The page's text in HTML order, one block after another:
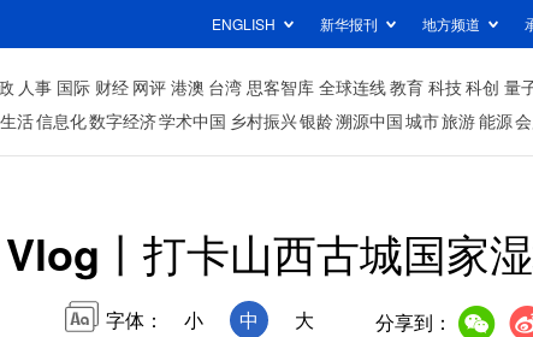
ENGLISH 新华报刊 地方频道
人事 国际 财经 网评 港澳 台湾 思客智库 全球连线教育 科技科创 量
活信息化数字经济学术中国 乡村振兴银龄溯源中国城市旅游能源
Vlog丨打卡山西古城国家
字体： 小 中 大 分享到：